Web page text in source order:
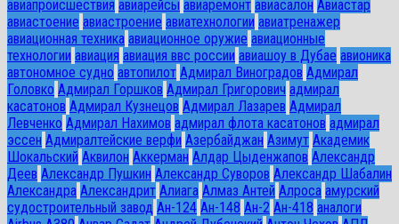
авиапроисшествия авиарейсы авиаремонт авиасалон Авиастар
авиастоение авиастроение авиатехнологии авиатренажер
авиационная техника авиационное оружие авиационные
технологии авиация авиация ввс россии авиашоу в Дубае авионика
автономное судно автопилот Адмирал Виноградов Адмирал
Головко Адмирал Горшков Адмирал Григорович адмирал
касатонов Адмирал Кузнецов Адмирал Лазарев Адмирал
Левченко Адмирал Нахимов адмирал флота касатонов адмирал
эссен Адмиралтейские верфи Азербайджан Азимут Академик
Шокальский Аквилон Аккерман Алдар Цыденжапов Александр
Деев Александр Пушкин Александр Суворов Александр Шабалин
Александра Александрит Алиага Алмаз Антей Алроса амурский
судостроительный завод Ан-124 Ан-148 Ан-2 Ан-418 аналоги